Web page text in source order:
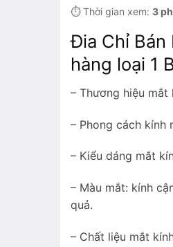
⏱️ Thời gian xem: 3
Đia Chỉ Bán
hàng loại 1
– Thương hiệu mắt
– Phong cách kính
– Kiểu dáng mắt
– Màu mắt: kính
quả.
– Chất liệu mắt